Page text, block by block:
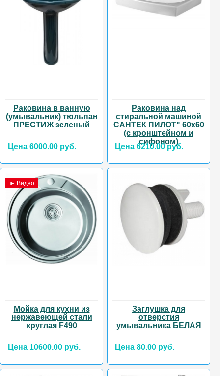
Раковина в ванную
(умывальник) тюльпан
ПРЕСТИЖ зеленый
Цена 6000.00 руб.
Раковина над
стиральной машиной
САНТЕК ПИЛОТ" 60х60
(с кронштейном и
сифоном)
Цена 6210.00 руб.
► Видео
Мойка для кухни из
нержавеющей стали
круглая F490
Цена 10600.00 руб.
Заглушка для
отверстия
умывальника БЕЛАЯ
Цена 80.00 руб.